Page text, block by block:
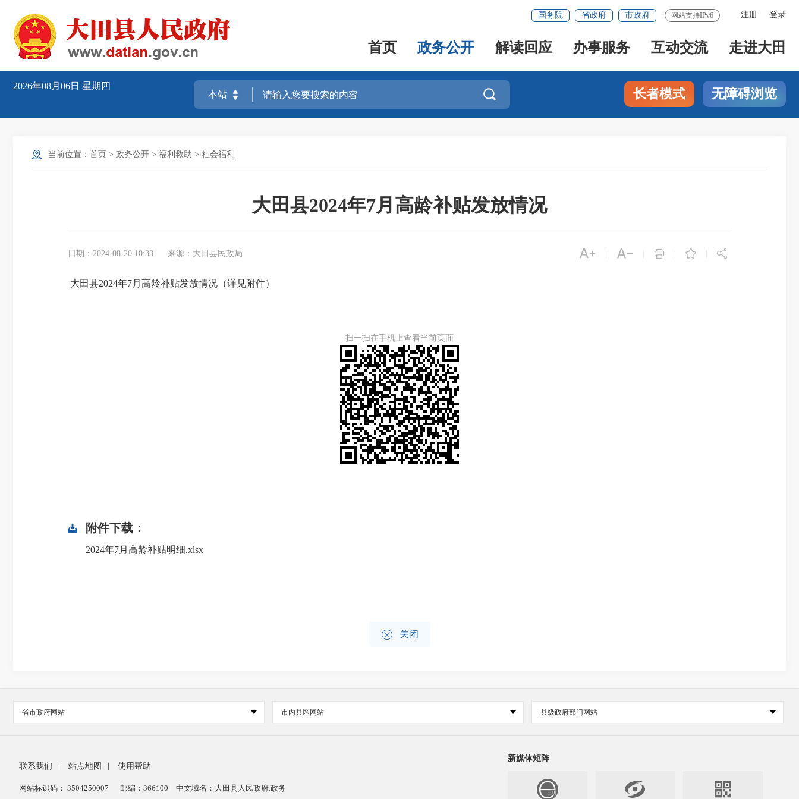
注册 登录
国务院 省政府 市政府 网站支持IPv6
首页 政务公开 解读回应 办事服务 互动交流 走进大田
2026年08月06日 星期四
 长者模式 无障碍浏览
当前位置： 首页 > 政务公开 > 福利救助 > 社会福利
大田县2024年7月高龄补贴发放情况
日期：2024-08-20 10:33 来源：大田县民政局     
大田县2024年7月高龄补贴发放情况（详见附件）
扫一扫在手机上查看当前页面
附件下载：
2024年7月高龄补贴明细.xlsx
 关闭
省市政府网站 市内县区网站 县级政府部门网站
联系我们 站点地图 使用帮助
网站标识码： 3504250007 邮编：366100 中文域名：大田县人民政府.政务
新媒体矩阵
 